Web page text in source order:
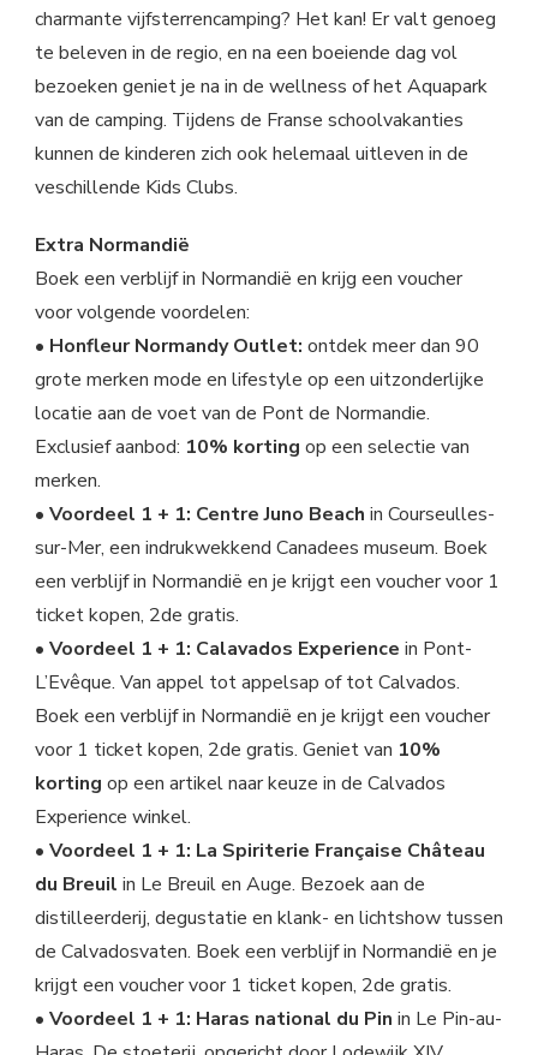
charmante vijfsterrencamping? Het kan! Er valt genoeg
te beleven in de regio, en na een boeiende dag vol
bezoeken geniet je na in de wellness of het Aquapark
van de camping. Tijdens de Franse schoolvakanties
kunnen de kinderen zich ook helemaal uitleven in de
veschillende Kids Clubs.
Extra Normandië
Boek een verblijf in Normandië en krijg een voucher
voor volgende voordelen:
• Honfleur Normandy Outlet: ontdek meer dan 90
grote merken mode en lifestyle op een uitzonderlijke
locatie aan de voet van de Pont de Normandie.
Exclusief aanbod: 10% korting op een selectie van
merken.
• Voordeel 1 + 1: Centre Juno Beach in Courseulles-
sur-Mer, een indrukwekkend Canadees museum. Boek
een verblijf in Normandië en je krijgt een voucher voor 1
ticket kopen, 2de gratis.
• Voordeel 1 + 1: Calavados Experience in Pont-
L’Evêque. Van appel tot appelsap of tot Calvados.
Boek een verblijf in Normandië en je krijgt een voucher
voor 1 ticket kopen, 2de gratis. Geniet van 10%
korting op een artikel naar keuze in de Calvados
Experience winkel.
• Voordeel 1 + 1: La Spiriterie Française Château
du Breuil in Le Breuil en Auge. Bezoek aan de
distilleerderij, degustatie en klank- en lichtshow tussen
de Calvadosvaten. Boek een verblijf in Normandië en je
krijgt een voucher voor 1 ticket kopen, 2de gratis.
• Voordeel 1 + 1: Haras national du Pin in Le Pin-au-